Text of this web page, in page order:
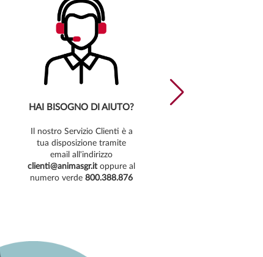
HAI BISOGNO DI AIUTO?
Il nostro Servizio Clienti è a
tua disposizione tramite
email all'indirizzo
clienti@animasgr.itoppure al
numero verde 800.388.876